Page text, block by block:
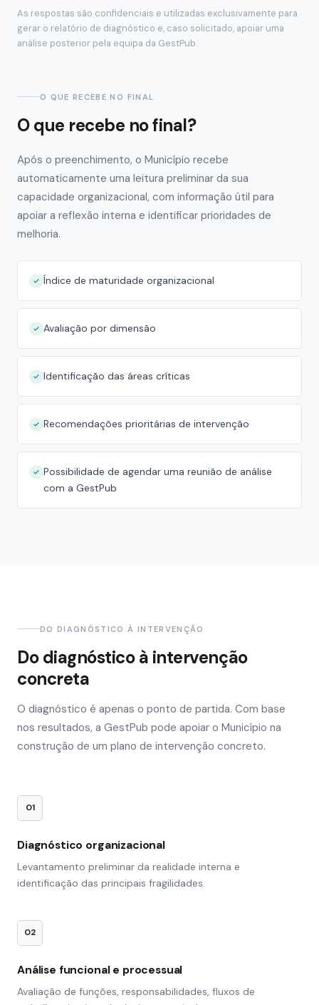
As respostas são confidenciais e utilizadas exclusivamente para
gerar o relatório de diagnóstico e, caso solicitado, apoiar uma
análise posterior pela equipa da GestPub.
O QUE RECEBE NO FINAL
O que recebe no final?
Após o preenchimento, o Município recebe
automaticamente uma leitura preliminar da sua
capacidade organizacional, com informação útil para
apoiar a reflexão interna e identificar prioridades de
melhoria.
Índice de maturidade organizacional
Avaliação por dimensão
Identificação das áreas críticas
Recomendações prioritárias de intervenção
Possibilidade de agendar uma reunião de análise
com a GestPub
DO DIAGNÓSTICO À INTERVENÇÃO
Do diagnóstico à intervenção
concreta
O diagnóstico é apenas o ponto de partida. Com base
nos resultados, a GestPub pode apoiar o Município na
construção de um plano de intervenção concreto.
01
Diagnóstico organizacional
Levantamento preliminar da realidade interna e
identificação das principais fragilidades.
02
Análise funcional e processual
Avaliação de funções, responsabilidades, fluxos de